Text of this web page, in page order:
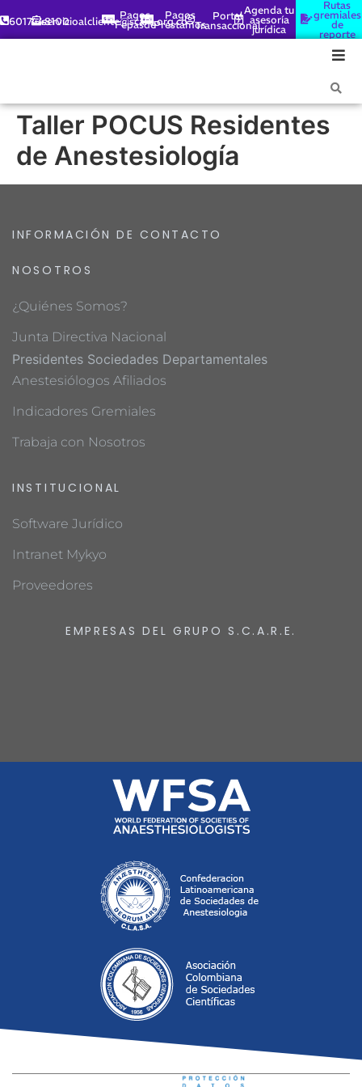
6017448100servicioalcliente@scare.org.co
Pagos
Fepasde
Pagos
Préstamos
Portal
Transaccional
Agenda tu
asesoría
jurídica
Rutas
gremiales
de
reporte
Taller POCUS Residentes
de Anestesiología
INFORMACIÓN DE CONTACTO
NOSOTROS
¿Quiénes Somos?
Junta Directiva Nacional
Presidentes Sociedades Departamentales
Anestesiólogos Afiliados
Indicadores Gremiales
Trabaja con Nosotros
INSTITUCIONAL
Software Jurídico
Intranet Mykyo
Proveedores
EMPRESAS DEL GRUPO S.C.A.R.E.